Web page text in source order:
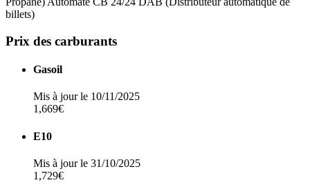
billets)
Prix des carburants
Gasoil
Mis à jour le 10/11/2025
1,669€
E10
Mis à jour le 31/10/2025
1,729€